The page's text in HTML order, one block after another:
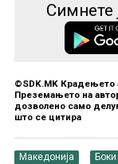
Симнете
©SDK.MK Крадењето
Преземањето на
дозволено само
што се цитира
Македонија